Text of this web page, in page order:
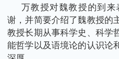
万教授对魏教授的到
谢，并简要介绍了魏教授的
教授长期从事科学史、科学
能哲学以及语境论的认识论